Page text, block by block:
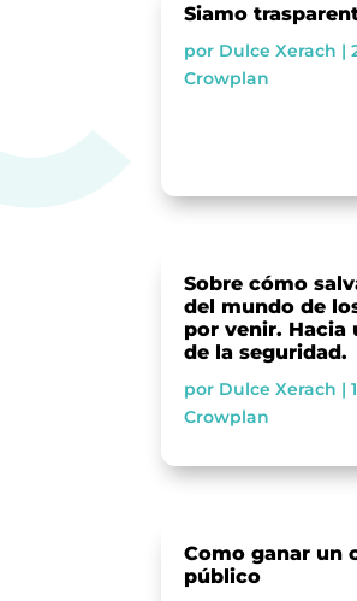
Siamo
por Dulce Xerach |
Crowplan
Sobre cómo
del mundo de
por venir. Hacia
de la seguridad.
por Dulce Xerach |
Crowplan
Como ganar un
público